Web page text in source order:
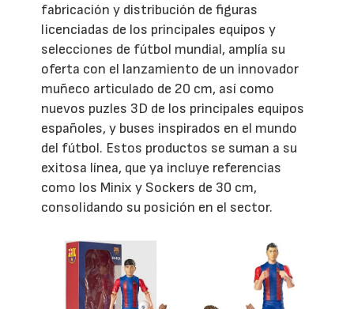
fabricación y distribución de figuras
licenciadas de los principales equipos y
selecciones de fútbol mundial, amplía su
oferta con el lanzamiento de un innovador
muñeco articulado de 20 cm, así como
nuevos puzles 3D de los principales equipos
españoles, y buses inspirados en el mundo
del fútbol. Estos productos se suman a su
exitosa línea, que ya incluye referencias
como los Minix y Sockers de 30 cm,
consolidando su posición en el sector.